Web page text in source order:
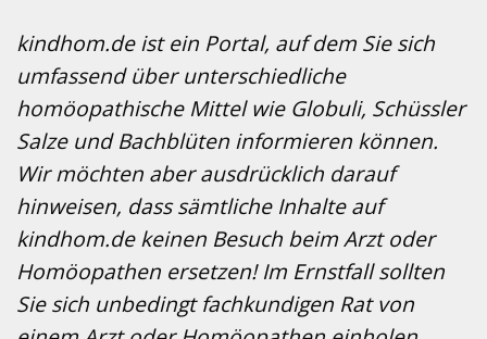
kindhom.de ist ein Portal, auf dem Sie sich
umfassend über unterschiedliche
homöopathische Mittel wie Globuli, Schüssler
Salze und Bachblüten informieren können.
Wir möchten aber ausdrücklich darauf
hinweisen, dass sämtliche Inhalte auf
kindhom.de keinen Besuch beim Arzt oder
Homöopathen ersetzen! Im Ernstfall sollten
Sie sich unbedingt fachkundigen Rat von